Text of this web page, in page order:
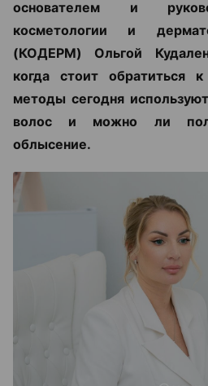
основателем и
косметологии и
(КОДЕРМ) Ольгой
когда стоит обратиться
методы сегодня
волос и можно ли
облысение.